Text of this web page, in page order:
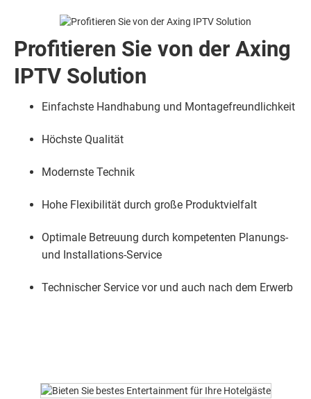
Profitieren Sie von der Axing
IPTV Solution
Einfachste Handhabung und Montagefreundlichkeit
Höchste Qualität
Modernste Technik
Hohe Flexibilität durch große Produktvielfalt
Optimale Betreuung durch kompetenten Planungs-
und Installations-Service
Technischer Service vor und auch nach dem Erwerb